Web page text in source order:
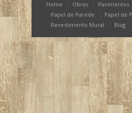
Home Obras
Pavimentos
Papel de Parede
Papel de
Revestimento Mural
Blog